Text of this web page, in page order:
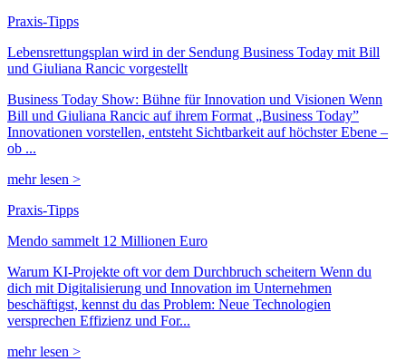
Praxis-Tipps
Lebensrettungsplan wird in der Sendung Business Today mit Bill
und Giuliana Rancic vorgestellt
Business Today Show: Bühne für Innovation und Visionen Wenn
Bill und Giuliana Rancic auf ihrem Format „Business Today”
Innovationen vorstellen, entsteht Sichtbarkeit auf höchster Ebene –
ob ...
mehr lesen >
Praxis-Tipps
Mendo sammelt 12 Millionen Euro
Warum KI-Projekte oft vor dem Durchbruch scheitern Wenn du
dich mit Digitalisierung und Innovation im Unternehmen
beschäftigst, kennst du das Problem: Neue Technologien
versprechen Effizienz und For...
mehr lesen >